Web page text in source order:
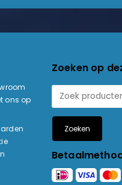
ons op
Zoeken op
Zoeken